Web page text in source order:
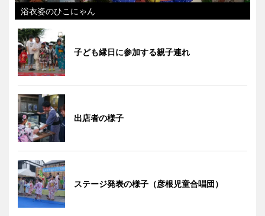
浴衣姿のひこにゃん
子ども縁日に参加する親子連れ
出店者の様子
ステージ発表の様子（彦根児童合唱団）